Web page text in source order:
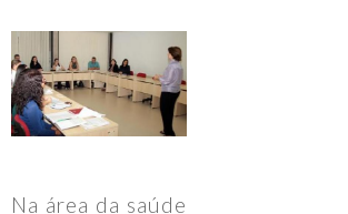
Na área da saúde